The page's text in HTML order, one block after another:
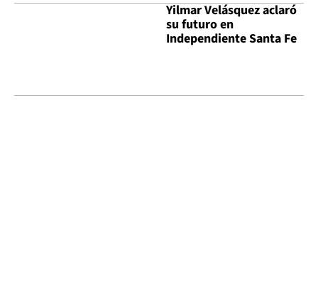
Yilmar Velásquez aclaró
su futuro en
Independiente Santa Fe